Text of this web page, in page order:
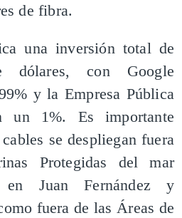
de fibra.
una inversión total de
dólares, con Google
y la Empresa Pública
un 1%. Es importante
se despliegan fuera
Protegidas del mar
Juan Fernández y
fuera de las Áreas de